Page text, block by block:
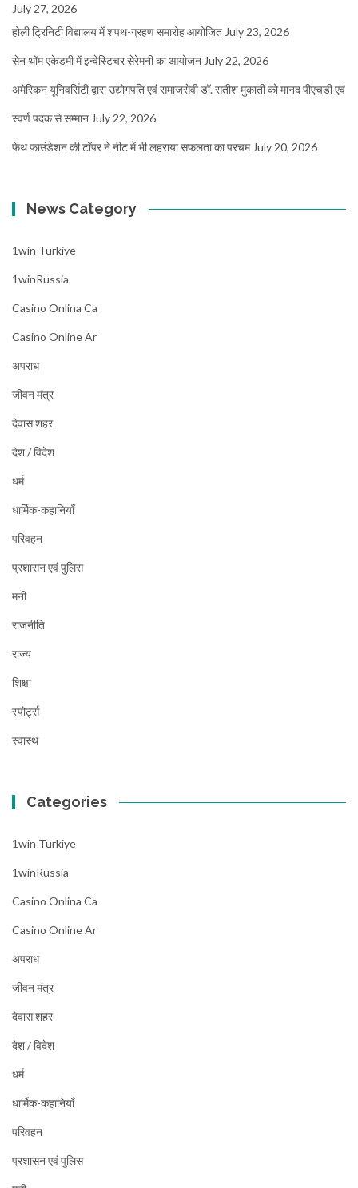
July 27, 2026
होली ट्रिनिटी विद्यालय में शपथ-ग्रहण समारोह आयोजित July 23, 2026
सेन थॉम एकेडमी में इन्वेस्टिचर सेरेमनी का आयोजन July 22, 2026
अमेरिकन यूनिवर्सिटी द्वारा उद्योगपति एवं समाजसेवी डॉ. सतीश मुकाती को मानद पीएचडी एवं
स्वर्ण पदक से सम्मान July 22, 2026
फेथ फाउंडेशन की टॉपर ने नीट में भी लहराया सफलता का परचम July 20, 2026
News Category
1win Turkiye
1winRussia
Casino Onlina Ca
Casino Online Ar
अपराध
जीवन मंत्र
देवास शहर
देश / विदेश
धर्म
धार्मिक-कहानियाँ
परिवहन
प्रशासन एवं पुलिस
मनी
राजनीति
राज्य
शिक्षा
स्पोर्ट्स
स्वास्थ
Categories
1win Turkiye
1winRussia
Casino Onlina Ca
Casino Online Ar
अपराध
जीवन मंत्र
देवास शहर
देश / विदेश
धर्म
धार्मिक-कहानियाँ
परिवहन
प्रशासन एवं पुलिस